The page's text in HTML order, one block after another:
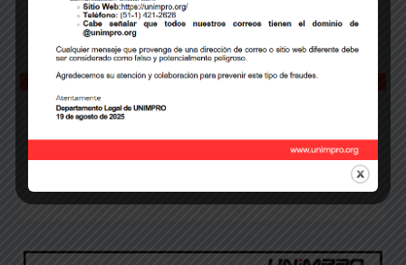
Comunicado
CRONONOGRAMA DE PAGOS 2026